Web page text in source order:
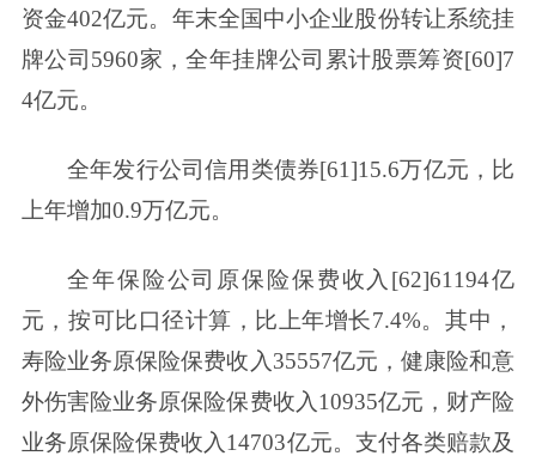
资金402亿元。年末全国中小企业股份转让系统挂
牌公司5960家，全年挂牌公司累计股票筹资[60]7
4亿元。
全年发行公司信用类债券[61]15.6万亿元，比
上年增加0.9万亿元。
全年保险公司原保险保费收入[62]61194亿
元，按可比口径计算，比上年增长7.4%。其中，
寿险业务原保险保费收入35557亿元，健康险和意
外伤害险业务原保险保费收入10935亿元，财产险
业务原保险保费收入14703亿元。支付各类赔款及